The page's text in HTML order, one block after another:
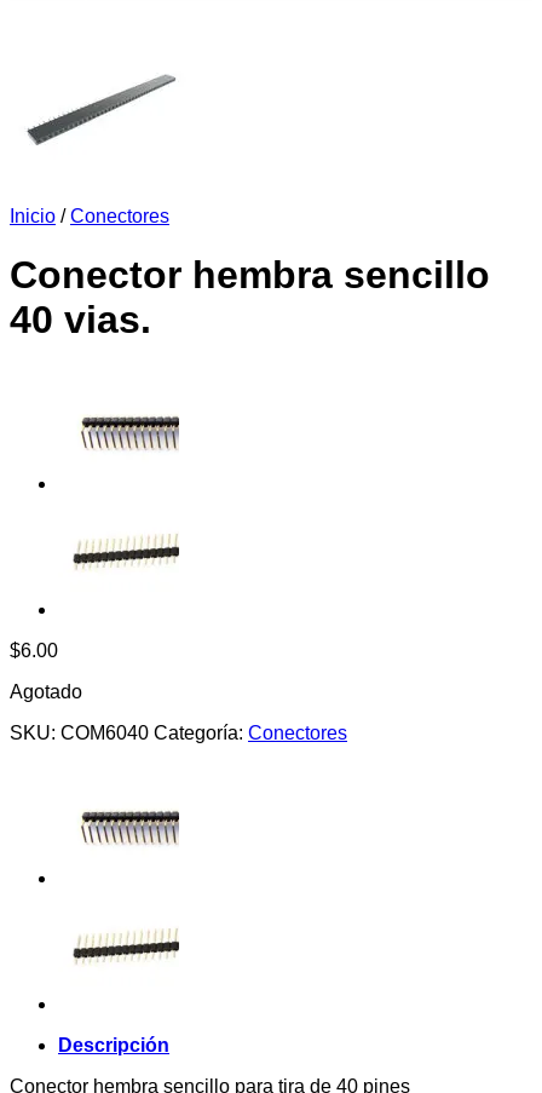
Inicio / Conectores
Conector hembra sencillo
40 vias.
$6.00
Agotado
SKU: COM6040 Categoría: Conectores
Descripción
Conector hembra sencillo para tira de 40 pines